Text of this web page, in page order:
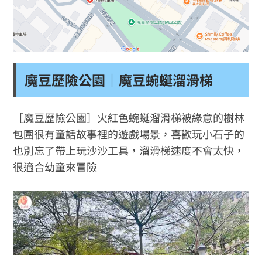
魔豆歷險公園｜魔豆蜿蜒溜滑梯
［魔豆歷險公園］火紅色蜿蜒溜滑梯被綠意的樹林
包圍很有童話故事裡的遊戲場景，喜歡玩小石子的
也別忘了帶上玩沙沙工具，溜滑梯速度不會太快，
很適合幼童來冒險